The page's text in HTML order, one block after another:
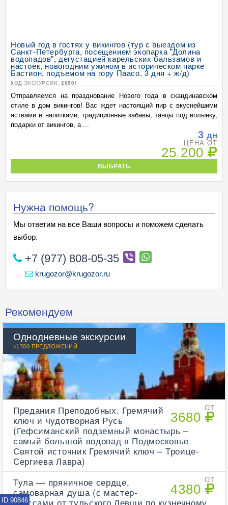
Новый год в гостях у викингов (тур с выездом из
Санкт-Петербурга, посещением экопарка "Долина
водопадов", дегустацией карельских бальзамов и
настоек, новогодним ужином в историческом парке
Бастион, подъемом на гору Паасо, 3 дня + ж/д)
КОД ЭКСКУРСИИ: 29501
Отправляемся на празднование Нового года в скандинавском
стиле в дом викингов! Вас ждет настоящий пир с вкуснейшими
яствами и напитками, традиционные забавы, танцы под волынку,
подарки от викингов, а ...
3 дн
ЦЕНА ОТ
25 200
ВЫБРАТЬ
Нужна помощь?
Мы ответим на все Ваши вопросы и поможем сделать
выбор.
+7 (977) 808-05-35
krugozor@krugozor.ru
Рекомендуем
Однодневные экскурсии
>1700 ПРЕДЛОЖЕНИЙ
ОТ
3680
Предания Преподобных. Гремячий
ключ и чудотворная Русь
(Гефсиманский подземный монастырь –
самый большой водопад в Подмосковье
Святой источник Гремячий ключ – Троице-
Сергиева Лавра)
ОТ
4380
Тула — пряничное сердце,
самоварная душа (с мастер-
классами от тульского Левши по кузнечному
ID:90846